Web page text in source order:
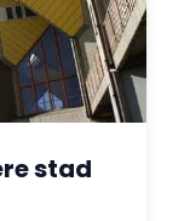
stad